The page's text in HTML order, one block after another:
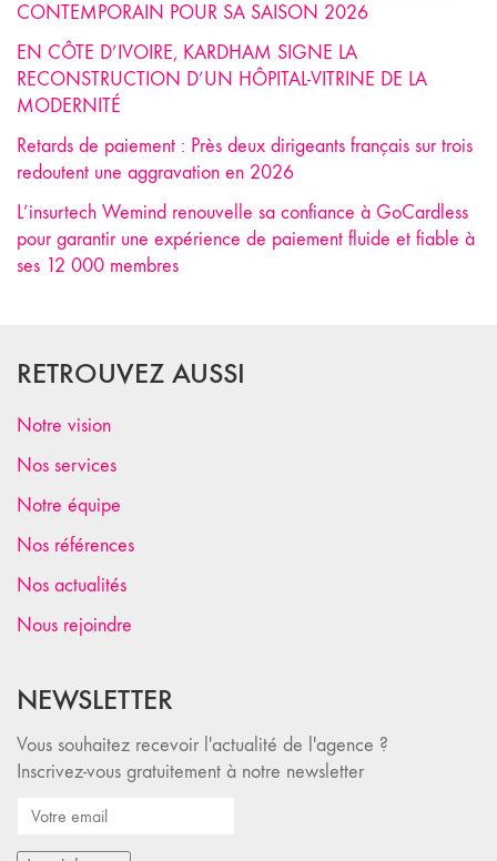
CONTEMPORAIN POUR SA SAISON 2026
EN CÔTE D’IVOIRE, KARDHAM SIGNE LA
RECONSTRUCTION D’UN HÔPITAL-VITRINE DE LA
MODERNITÉ
Retards de paiement : Près deux dirigeants français sur trois
redoutent une aggravation en 2026
L’insurtech Wemind renouvelle sa confiance à GoCardless
pour garantir une expérience de paiement fluide et fiable à
ses 12 000 membres
RETROUVEZ AUSSI
Notre vision
Nos services
Notre équipe
Nos références
Nos actualités
Nous rejoindre
NEWSLETTER
Vous souhaitez recevoir l'actualité de l'agence ?
Inscrivez-vous gratuitement à notre newsletter